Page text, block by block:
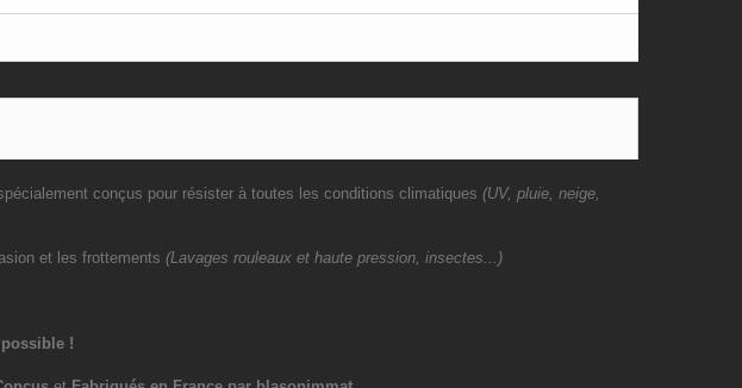
conçus pour résister à toutes les conditions climatiques (UV, pluie, neige,
et les frottements (Lavages rouleaux et haute pression, insectes...)
!